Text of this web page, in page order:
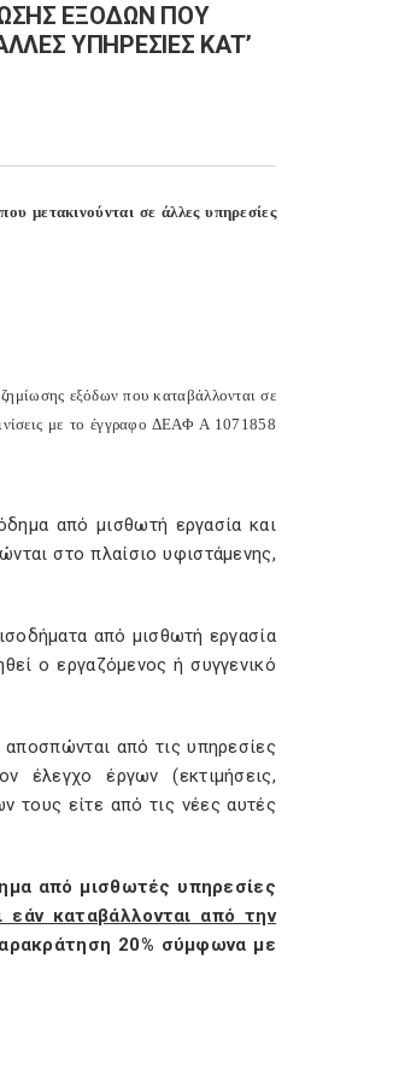
ΕΞΟΔΩΝ ΠΟΥ
ΥΠΗΡΕΣΙΕΣ ΚΑΤ’
μετακινούνται σε άλλες υπηρεσίες
εξόδων που καταβάλλονται σε
με το έγγραφο ΔΕΑΦ Α 1071858
από μισθωτή εργασία και
στο πλαίσιο υφιστάμενης,
από μισθωτή εργασία
ο εργαζόμενος ή συγγενικό
από τις υπηρεσίες
έλεγχο έργων (εκτιμήσεις,
τους είτε από τις νέες αυτές
από μισθωτές υπηρεσίες
εάν καταβάλλονται από την
20% σύμφωνα με